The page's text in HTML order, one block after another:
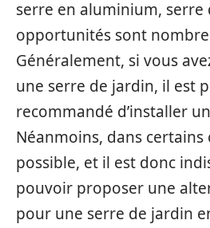
serre en aluminium,
opportunités sont
Généralement, si vous
une serre de jardin, il est
recommandé d’installer
Néanmoins, dans certains
possible, et il est donc
pouvoir proposer une
pour une serre de jardin